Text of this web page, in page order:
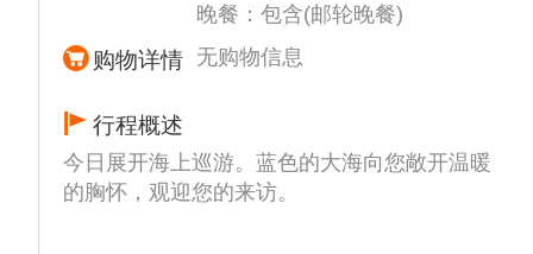
晚餐：包含(邮轮晚餐)
购物详情 无购物信息
行程概述
今日展开海上巡游。蓝色的大海向您敞开温暖
的胸怀，观迎您的来访。